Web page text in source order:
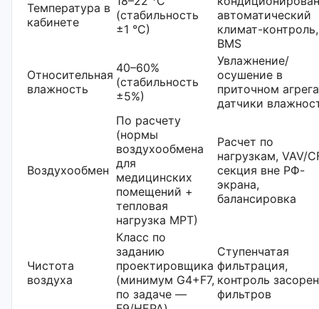
Температура в
кабинете
(стабильность
±1 °C)
автоматический
климат-контроль,
BMS
Относительная
влажность
40–60%
(стабильность
±5%)
Увлажнение/
осушение в
приточном
датчики
Воздухообмен
По расчету
(нормы
воздухообмена
для
медицинских
помещений +
тепловая
нагрузка МРТ)
Расчет по
нагрузкам, VAV/
секция вне РФ-
экрана,
балансировка
Чистота
воздуха
Класс по
заданию
проектировщика
(минимум G4+F7,
по задаче —
Ступенчатая
фильтрация,
контроль
фильтров